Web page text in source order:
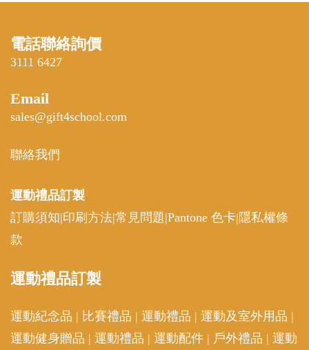
電話聯絡詢價
3111 6427
Email
sales@gift4school.com
聯絡我們
運動禮品訂製
訂購須知|印刷方法|常見問題|Pantone 色卡| 隱私權條
款
運動禮品訂製
運動紀念品 | 比賽禮品 | 運動禮品 | 運動及室外用品 |
運動健身贈品 | 運動禮品 | 運動配件 | 戶外禮品 | 運動